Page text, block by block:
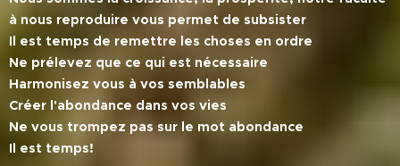
à nous reproduire vous permet de subsister
Il est temps de remettre les choses en ordre
Ne prélevez que ce qui est nécessaire
Harmonisez vous à vos semblables
Créer l'abondance dans vos vies
Ne vous trompez pas sur le mot abondance
Il est temps!